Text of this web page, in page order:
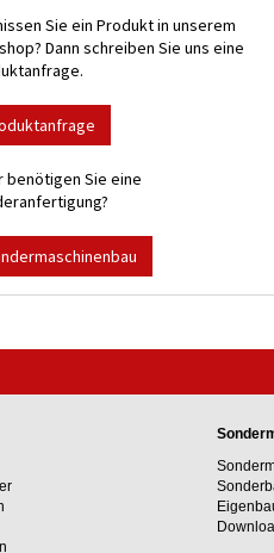
Sie ein Produkt in unserem
Dann schreiben Sie uns eine
benötigen Sie eine